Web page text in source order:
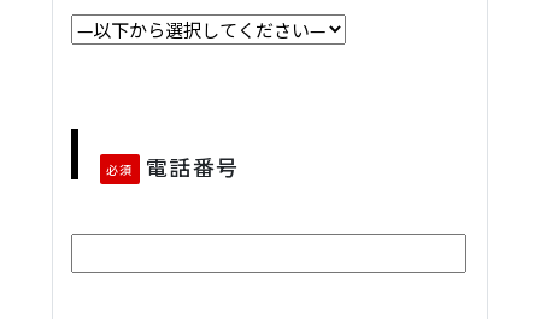
必須 電話番号